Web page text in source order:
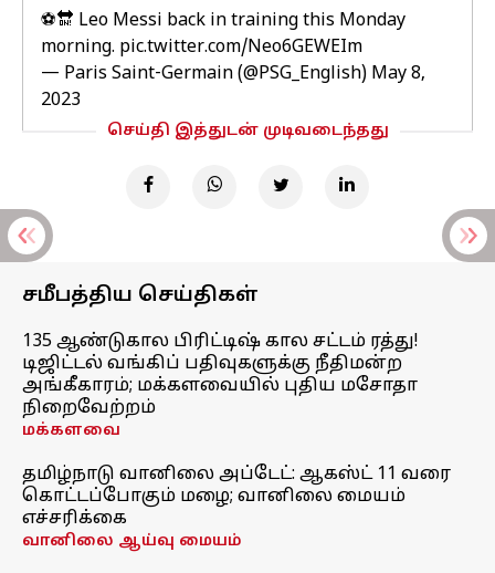
⚽️🔛 Leo Messi back in training this Monday
morning. pic.twitter.com/Neo6GEWEIm
— Paris Saint-Germain (@PSG_English) May 8,
2023
செய்தி இத்துடன் முடிவடைந்தது
சமீபத்திய செய்திகள்
135 ஆண்டுகால பிரிட்டிஷ் கால சட்டம் ரத்து!
டிஜிட்டல் வங்கிப் பதிவுகளுக்கு நீதிமன்ற
அங்கீகாரம்; மக்களவையில் புதிய மசோதா
நிறைவேற்றம்
மக்களவை
தமிழ்நாடு வானிலை அப்டேட்: ஆகஸ்ட் 11 வரை
கொட்டப்போகும் மழை; வானிலை மையம்
எச்சரிக்கை
வானிலை ஆய்வு மையம்